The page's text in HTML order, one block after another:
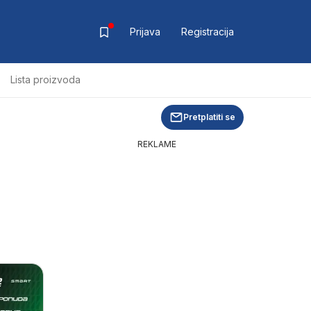
Prijava Registracija
Lista proizvoda
Pretplatiti se
REKLAME